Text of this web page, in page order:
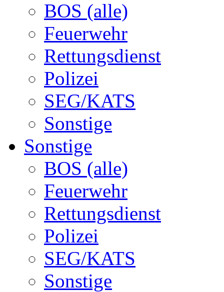
BOS (alle)
Feuerwehr
Rettungsdienst
Polizei
SEG/KATS
Sonstige
Sonstige
BOS (alle)
Feuerwehr
Rettungsdienst
Polizei
SEG/KATS
Sonstige